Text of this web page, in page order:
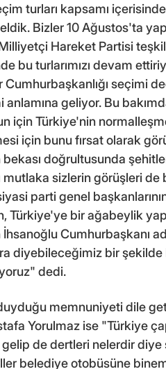
turları kapsamı
Bizler 10 Ağustos'ta
Hareket Partisi
bu turlarımızı devam
seçimi
geliyor. Bu
için Türkiye'nin
için bunu fırsat olarak
doğrultusunda
sizlerin görüşleri de
parti genel
Türkiye'ye bir ağabeylik
Cumhurbaşkanı
diyebileceğimiz bir
dedi.
memnuniyeti dile
Yorulmaz ise "Türkiye
de dertleri nelerdir
belediye otobüsüne